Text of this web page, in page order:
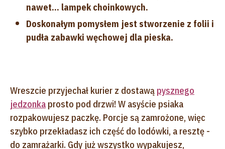
nawet... lampek choinkowych.
Doskonałym pomysłem jest stworzenie z folii i
pudła zabawki węchowej dla pieska.
Wreszcie przyjechał kurier z dostawą pysznego
jedzonka prosto pod drzwi! W asyście psiaka
rozpakowujesz paczkę. Porcje są zamrożone, więc
szybko przekładasz ich część do lodówki, a resztę -
do zamrażarki. Gdy już wszystko wypakujesz,